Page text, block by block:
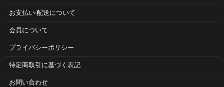
お⽀払い‧配送について
会員について
プライバシーポリシー
特定商取引に基づく表記
お問い合わせ